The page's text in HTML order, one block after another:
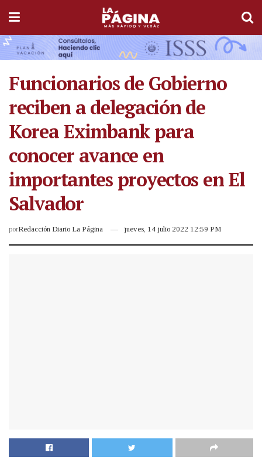
Funcionarios de Gobierno
reciben a delegación de
Korea Eximbank para
conocer avance en
importantes proyectos en El
Salvador
porRedacción Diario La Página jueves, 14 julio 2022 12:59 PM